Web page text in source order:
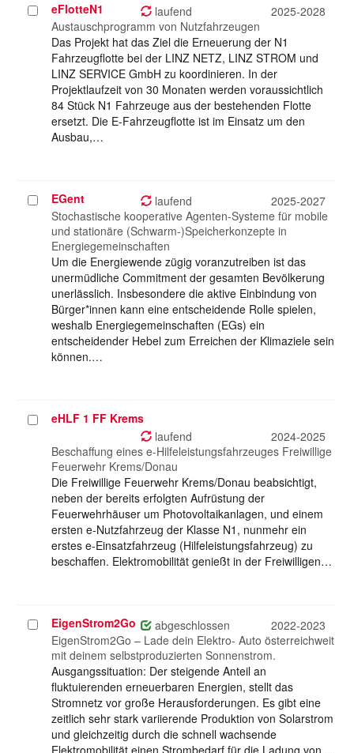
Projekt
auswählen
eFlotteN1 laufend
2025-2028
Austauschprogramm von Nutzfahrzeugen
Das Projekt hat das Ziel die Erneuerung der N1
Fahrzeugflotte bei der LINZ NETZ, LINZ STROM und
LINZ SERVICE GmbH zu koordinieren. In der
Projektlaufzeit von 30 Monaten werden voraussichtlich
84 Stück N1 Fahrzeuge aus der bestehenden Flotte
ersetzt. Die E-Fahrzeugflotte ist im Einsatz um den
Ausbau,…
Projekt
auswählen
EGent laufend
2025-2027
Stochastische kooperative Agenten-Systeme für mobile
und stationäre (Schwarm-)Speicherkonzepte in
Energiegemeinschaften
Um die Energiewende zügig voranzutreiben ist das
unermüdliche Commitment der gesamten Bevölkerung
unerlässlich. Insbesondere die aktive Einbindung von
Bürger*innen kann eine entscheidende Rolle spielen,
weshalb Energiegemeinschaften (EGs) ein
entscheidender Hebel zum Erreichen der Klimaziele sein
können.…
ProjekteHLF 1 FF Krems
laufend
2024-2025
Beschaffung eines e-Hilfeleistungsfahrzeuges Freiwillige
Feuerwehr Krems/Donau
Die Freiwillige Feuerwehr Krems/Donau beabsichtigt,
neben der bereits erfolgten Aufrüstung der
Feuerwehrhäuser um Photovoltaikanlagen, und einem
ersten e-Nutzfahrzeug der Klasse N1, nunmehr ein
erstes e-Einsatzfahrzeug (Hilfeleistungsfahrzeug) zu
beschaffen. Elektromobilität genießt in der Freiwilligen…
Projekt
auswählen
EigenStrom2Go abgeschlossen
2022-2023
EigenStrom2Go – Lade dein Elektro- Auto österreichweit
mit deinem selbstproduzierten Sonnenstrom.
Ausgangssituation: Der steigende Anteil an
fluktuierenden erneuerbaren Energien, stellt das
Stromnetz vor große Herausforderungen. Es gibt eine
zeitlich sehr stark variierende Produktion von Solarstrom
und gleichzeitig durch die schnell wachsende